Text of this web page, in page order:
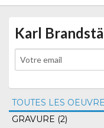
Karl
TOUTES LES
GRAVURE (2)